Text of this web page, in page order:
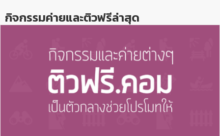
กิจกรรมค่ายและติวฟรีล่าสุด